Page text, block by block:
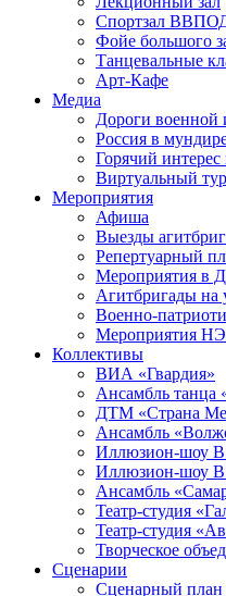
Cпортзал
Фойе большого
Танцевальные
Арт-Кафе
Медиа
Дороги военной
Россия в
Горячий
Виртуальный тур
Мероприятия
Афиша
Выезды
Репертуарный
Мероприятия в
Агитбригады на
Военно-
Мероприятия
Коллективы
ВИА «Гвардия»
Ансамбль танца
ДТМ «Страна
Ансамбль
Иллюзион-шоу
Иллюзион-шоу
Ансамбль
Театр-студия
Театр-студия
Творческое
Сценарии
Сценарный план